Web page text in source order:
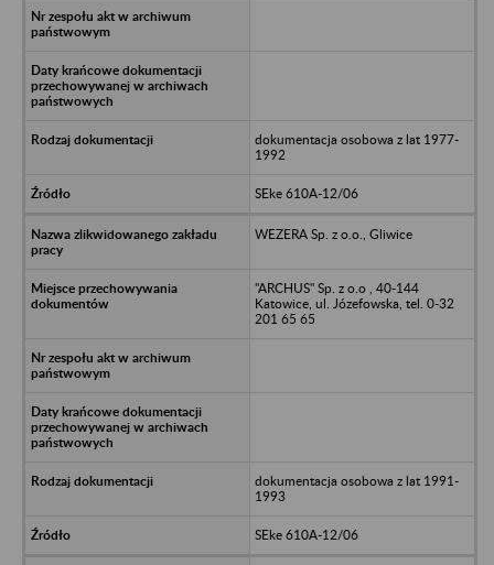
dokumentacja osobowa z lat 1977-
1992
SEke 610A-12/06
WEZERA Sp. z o.o., Gliwice
"ARCHUS" Sp. z o.o , 40-144
Katowice, ul. Józefowska, tel. 0-32
201 65 65
dokumentacja osobowa z lat 1991-
1993
SEke 610A-12/06